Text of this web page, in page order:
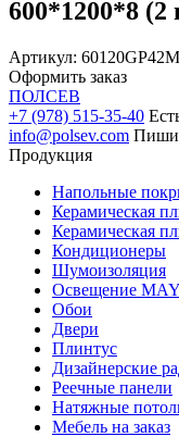
600*1200*8 (2
Артикул:
Оформить заказ
ПОЛСЕВ
+7 (978) 515-35-40
info@polsev.com
Продукция
Напольные
Керамическая
Керамическая
Кондиционеры
Шумоизоляция
Освещение
Обои
Двери
Плинтус
Дизайнерские
Реечные панели
Натяжные
Мебель на заказ